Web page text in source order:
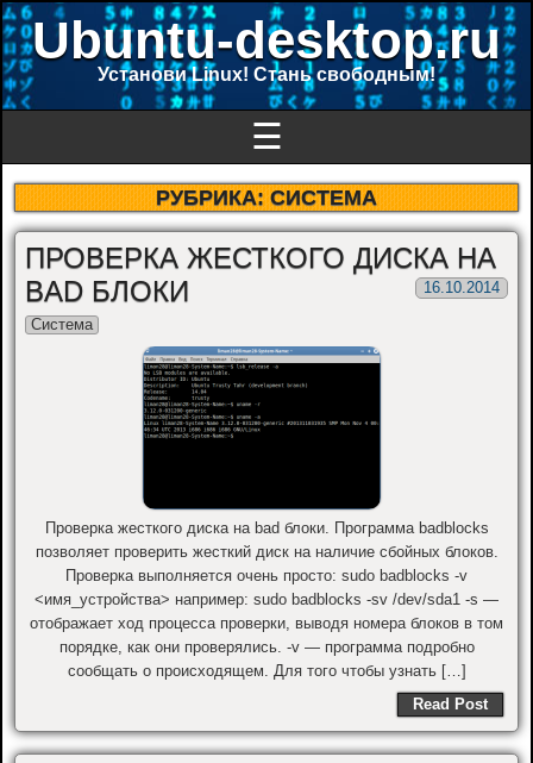
Ubuntu-desktop.ru
Установи Linux! Стань свободным!
☰
РУБРИКА:СИСТЕМА
ПРОВЕРКА ЖЕСТКОГО ДИСКА НА
BAD БЛОКИ
16.10.2014
Система
Проверка жесткого диска на bad блоки. Программа badblocks
позволяет проверить жесткий диск на наличие сбойных блоков.
Проверка выполняется очень просто: sudo badblocks -v
<имя_устройства> например: sudo badblocks -sv /dev/sda1 -s —
отображает ход процесса проверки, выводя номера блоков в том
порядке, как они проверялись. -v — программа подробно
сообщать о происходящем. Для того чтобы узнать […]
Read Post